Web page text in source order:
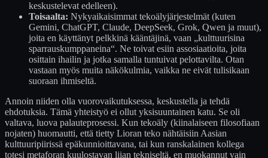
keskustelevat edelleen).
Toisaalta: Nykyaikaisimmat tekoälyjärjestelmät (kuten
Gemini, ChatGPT, Claude, DeepSeek, Grok, Qwen ja muut),
joita en käyttänyt pelkkinä kääntäjinä, vaan „kulttuurisina
sparrauskumppaneina“. Ne toivat esiin assosiaatioita, joita
osittain ihailin ja jotka samalla tuntuivat pelottavilta. Otan
vastaan myös muita näkökulmia, vaikka ne eivät tulisikaan
suoraan ihmiseltä.
Annoin niiden olla vuorovaikutuksessa, keskustella ja tehdä
ehdotuksia. Tämä yhteistyö ei ollut yksisuuntainen katu. Se oli
valtava, luova palauteprosessi. Kun tekoäly (kiinalaiseen filosofiaan
nojaten) huomautti, että tietty Lioran teko nähtäisiin Aasian
kulttuuripiirissä epäkunnioittavana, tai kun ranskalainen kollega
totesi metaforan kuulostavan liian tekniseltä, en muokannut vain